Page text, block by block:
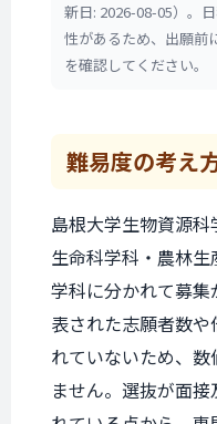
新日: 2026-08-05）。
性があるため、出願前
を確認してください。
難易度の考え
島根大学生物資源科
生命科学科・農林
学科に分かれて募集
表された志願者数
れていないため、
ません。選抜が面